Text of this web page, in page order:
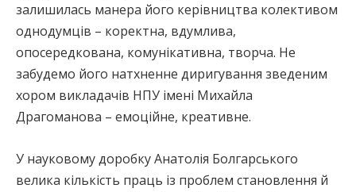
залишилась манера його керівництва колективом
однодумців – коректна, вдумлива,
опосередкована, комунікативна, творча. Не
забудемо його натхненне диригування зведеним
хором викладачів НПУ імені Михайла
Драгоманова – емоційне, креативне.
У науковому доробку Анатолія Болгарського
велика кількість праць із проблем становлення й